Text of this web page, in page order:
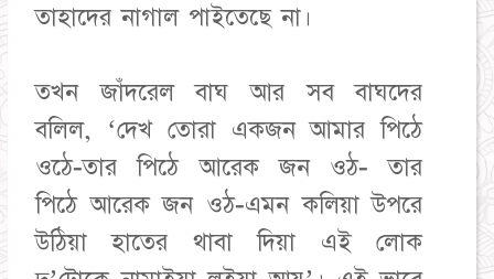
তাহাদের নাগাল পাইতেছে না।
তখন জাঁদরেল বাঘ আর সব বাঘদের
বলিল, ‘দেখ তোরা একজন আমার পিঠে
ওঠে-তার পিঠে আরেক জন ওঠ- তার
পিঠে আরেক জন ওঠ-এমন কলিয়া উপরে
উঠিয়া হাতের থাবা দিয়া এই লোক